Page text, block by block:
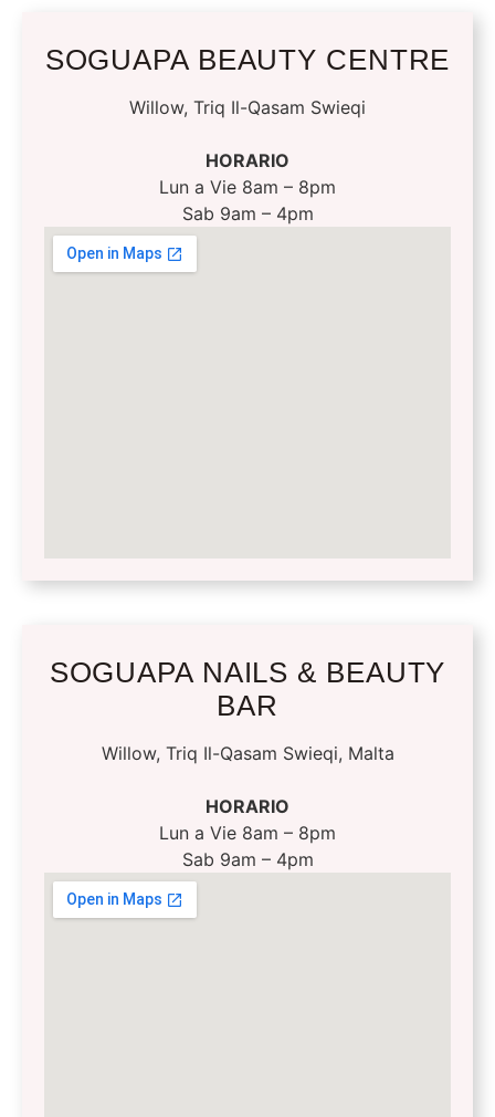
SOGUAPA BEAUTY CENTRE
Willow, Triq Il-Qasam Swieqi
HORARIO
Lun a Vie 8am – 8pm
Sab 9am – 4pm
SOGUAPA NAILS & BEAUTY
BAR
Willow, Triq Il-Qasam Swieqi, Malta
HORARIO
Lun a Vie 8am – 8pm
Sab 9am – 4pm